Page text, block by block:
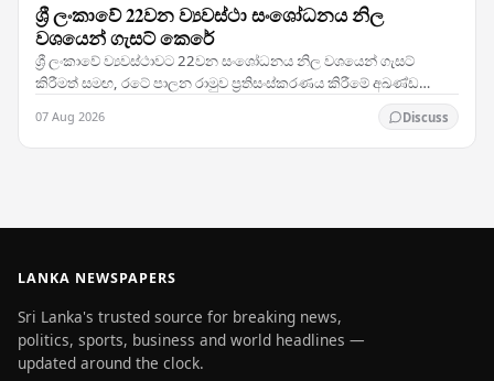
ශ්‍රී ලංකාවේ 22වන ව්‍යවස්ථා සංශෝධනය නිල
වශයෙන් ගැසට් කෙරේ
ශ්‍රී ලංකාවේ ව්‍යවස්ථාවට 22වන සංශෝධනය නිල වශයෙන් ගැසට්
කිරීමත් සමඟ, රටේ පාලන රාමුව ප්‍රතිසංස්කරණය කිරීමේ අඛණ්ඩ
07 Aug 2026 Discuss
LANKA NEWSPAPERS
Sri Lanka's trusted source for breaking news,
politics, sports, business and world headlines —
updated around the clock.